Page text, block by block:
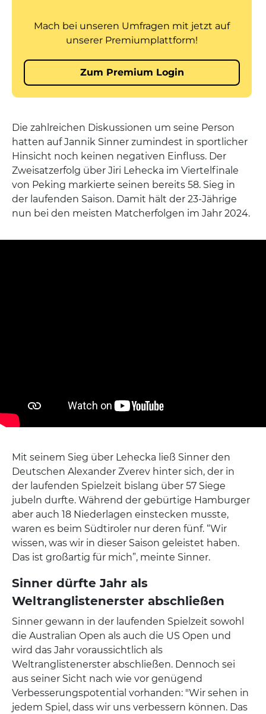
Die zahlreichen Diskussionen um seine Person
hatten auf Jannik Sinner zumindest in sportlicher
Hinsicht noch keinen negativen Einfluss. Der
Zweisatzerfolg über Jiri Lehecka im Viertelfinale
von Peking markierte seinen bereits 58. Sieg in
der laufenden Saison. Damit hält der 23-Jährige
nun bei den meisten Matcherfolgen im Jahr 2024.
Mit seinem Sieg über Lehecka ließ Sinner den
Deutschen Alexander Zverev hinter sich, der in
der laufenden Spielzeit bislang über 57 Siege
jubeln durfte. Während der gebürtige Hamburger
aber auch 18 Niederlagen einstecken musste,
waren es beim Südtiroler nur deren fünf. “Wir
wissen, was wir in dieser Saison geleistet haben.
Das ist großartig für mich”, meinte Sinner.
Sinner dürfte Jahr als
Weltranglistenerster abschließen
Sinner gewann in der laufenden Spielzeit sowohl
die Australian Open als auch die US Open und
wird das Jahr voraussichtlich als
Weltranglistenerster abschließen. Dennoch sei
aus seiner Sicht nach wie vor genügend
Verbesserungspotential vorhanden: "Wir sehen in
jedem Spiel, dass wir uns verbessern können. Das